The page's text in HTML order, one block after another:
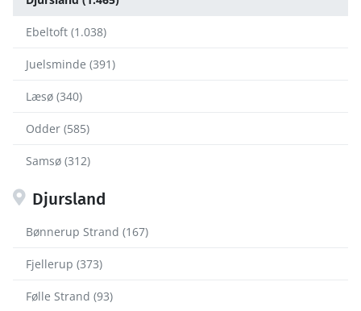
Ebeltoft (1.038)
Juelsminde (391)
Læsø (340)
Odder (585)
Samsø (312)
Djursland
Bønnerup Strand (167)
Fjellerup (373)
Følle Strand (93)